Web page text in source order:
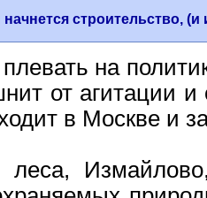
строительство,
на
от агитации
в Москве и
леса,